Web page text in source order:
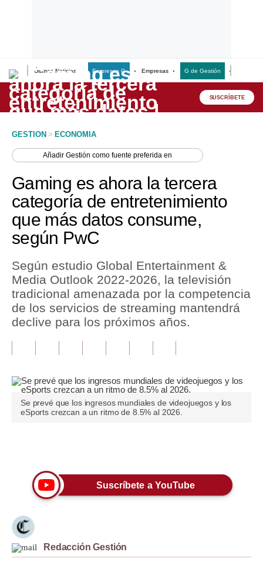
Últimas Noticias Empresas G Empresas G de Gestión
Lo último
Peru Quiosco
Economía
Mercados
Perú
Política
Tu Dinero
Finanzas Personales
Plus G
Opinión
Editorial
Tendencias
Lujo
Viajes
Moda
SUSCRÍBETE
GESTION > ECONOMIA
AñadirGestión como fuente preferida en
Gaming es ahora la tercera
categoría de entretenimiento
que más datos consume,
según PwC
Según estudio Global Entertainment &
Media Outlook 2022-2026, la televisión
tradicional amenazada por la competencia
de los servicios de streaming mantendrá
declive para los próximos años.
Se prevé que los ingresos mundiales de videojuegos y los
eSports crezcan a un ritmo de 8.5% al 2026.
Suscríbete a YouTube
Redacción Gestión